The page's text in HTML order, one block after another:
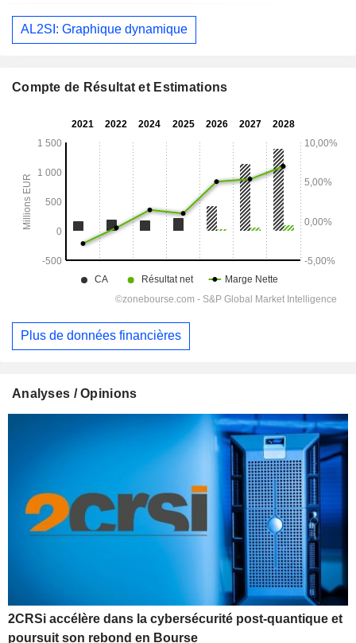
AL2SI: Graphique dynamique
Compte de Résultat et Estimations
Plus de données financières
Analyses / Opinions
2CRSi accélère dans la cybersécurité post-quantique et
poursuit son rebond en Bourse